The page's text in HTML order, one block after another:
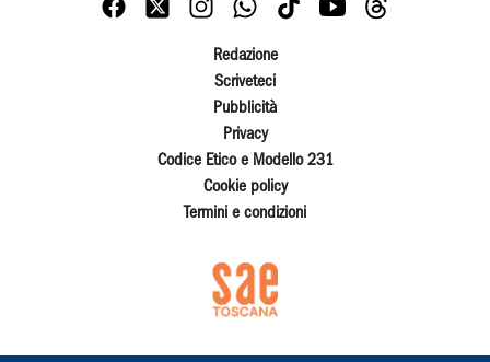
Redazione
Scriveteci
Pubblicità
Privacy
Codice Etico e Modello 231
Cookie policy
Termini e condizioni